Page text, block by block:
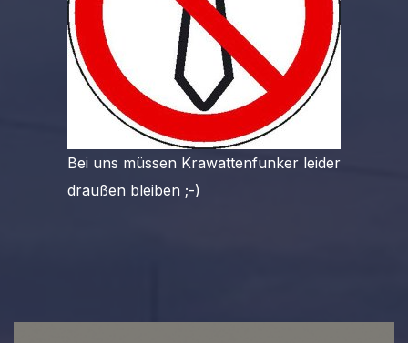
Bei uns müssen Krawattenfunker leider
draußen bleiben ;-)